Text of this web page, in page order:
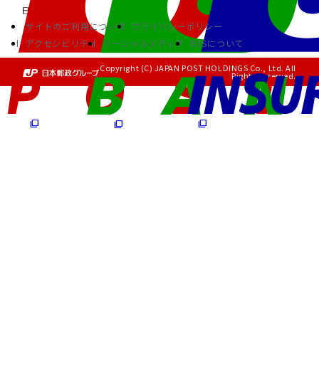
サイトのご利用について
プライバシーポリシー
アクセシビリティ
ソーシャルメディア RSSについて
Copyright (C) JAPAN POST HOLDINGS Co., Ltd. All
Rights Reserved.